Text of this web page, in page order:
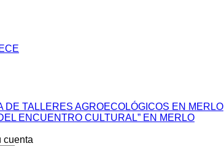
DE TALLERES AGROECOLÓGICOS EN MERLO
ENCUENTRO CULTURAL” EN MERLO
cuenta